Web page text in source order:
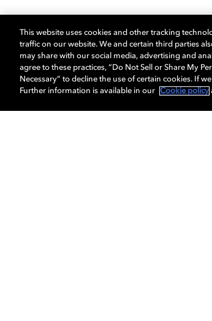
This website uses cookies and other tracking
traffic on our website. We and certain third parties
may share with our social media, advertising and
agree to these practices, “Do Not Sell or Share My
Necessary” to decline the use of certain cookies. If
Further information is available in our
Cookie policy